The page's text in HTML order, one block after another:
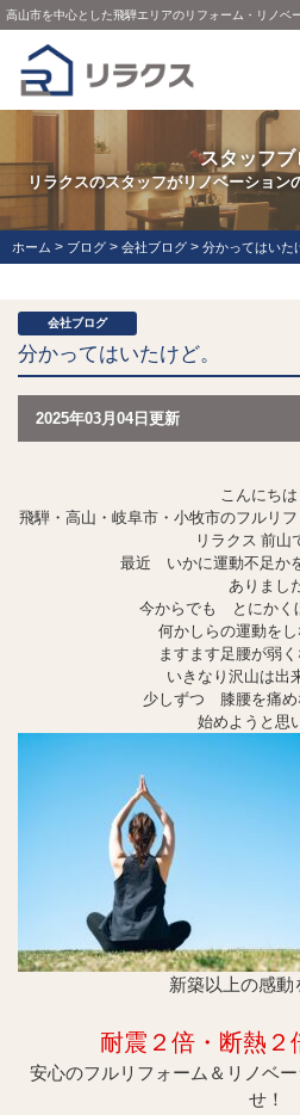
高山市を中心とした飛騨エリアのリフォーム・リノベ
スタッフブ
リラクスのスタッフがリノベーション
ホーム > ブログ > 会社ブログ > 分かってはいた
会社ブログ
分かってはいたけど。
2025年03月04日更新
こんにちは
飛騨・高山・岐阜市・小牧市のフルリ
リラクス 前山
最近 いかに運動不足か
ありまし
今からでも とにかく
何かしらの運動を
ますます足腰が弱
いきなり沢山は出
少しずつ 膝腰を痛め
始めようと思
新築以上の感動
耐震２倍・断熱２
安心のフルリフォーム＆リノベ
せ！